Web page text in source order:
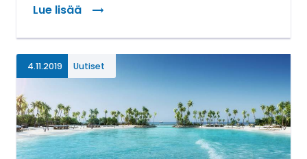
Lue lisää
: Uusia ympäristöystävällisiä teknologioita
4.11.2019 Uutiset